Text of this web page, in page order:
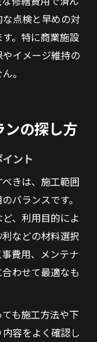
点検と早めの対
。特に商業施設
イメージ維持の
。
の探し方
ント
きは、施工範囲
バランスです。
、利用目的によ
などの材料選択
費用、メンテナ
わせて最適なも
も施工方法や下
容をよく確認し